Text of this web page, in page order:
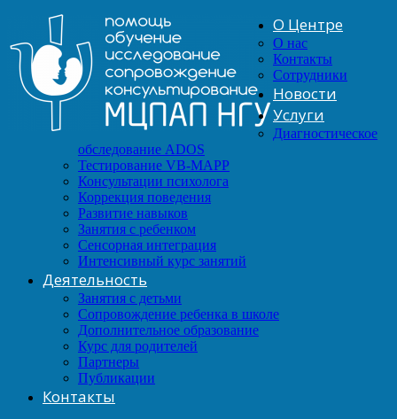
О Центре
О нас
Контакты
Сотрудники
Новости
Услуги
Диагностическое
обследование ADOS
Тестирование VB-MAPP
Консультации психолога
Коррекция поведения
Развитие навыков
Занятия с ребенком
Сенсорная интеграция
Интенсивный курс занятий
Деятельность
Занятия с детьми
Сопровождение ребенка в школе
Дополнительное образование
Курс для родителей
Партнеры
Публикации
Контакты